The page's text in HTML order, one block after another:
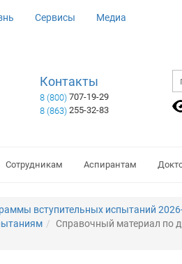
Сервисы Медиа
Контакты
8 (800) 707-19-29
8 (863) 255-32-83
Сотрудникам Аспирантам
вступительных испытаний
Справочный материал по